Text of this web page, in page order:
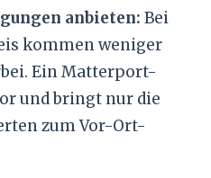
anbieten: Bei
kommen weniger
Ein Matterport-
und bringt nur die
zum Vor-Ort-